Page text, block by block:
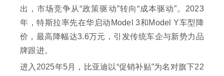
出，市场竞争从“政策驱动”转向“成本驱动”。2023
年，特斯拉率先在华启动Model 3和Model Y车型降
价，最高降幅达3.6万元，引发传统车企与新势力品
牌跟进。
进入2025年5月，比亚迪以“促销补贴”为名对旗下22